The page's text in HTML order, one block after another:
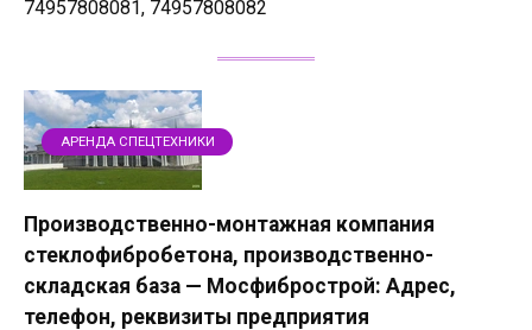
74957808081, 74957808082
АРЕНДА СПЕЦТЕХНИКИ
Производственно-монтажная компания
стеклофибробетона, производственно-
складская база — Мосфибрострой: Адрес,
телефон, реквизиты предприятия